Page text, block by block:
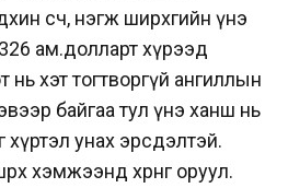
өсч, нэгж ширхгийн үнэ
ам.долларт хүрээд
нь хэт тогтворгүй ангиллын
байгаа тул үнэ ханш нь
хүртэл унах эрсдэлтэй.
хэмжээнд хөрөнгө оруул.